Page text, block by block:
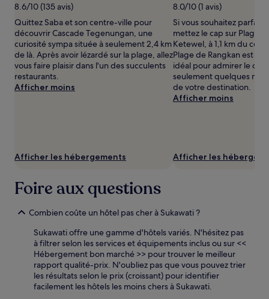
nuit
pour
2 adultes.
Les
prix
disponibilité
supplémentaires
s’appliquer.
8.6/10 (135 avis)
Quittez Saba et son centre-ville pour
découvrir Cascade Tegenungan, une
curiosité sympa située à seulement 2,4 km
de là. Après avoir lézardé sur la plage, allez
vous faire plaisir dans l'un des succulents
restaurants.
Afficher moins
Afficher les hébergements
8.0/10 (1 avis)
Si vous souhaitez
mettez le cap sur Plage
Ketewel, à 1,1 km du
Plage de Rangkan est
idéal pour admirer le
seulement quelques
de votre destination.
Afficher moins
Afficher les
Foire aux questions
Combien coûte un hôtel pas cher à Sukawati ?
Sukawati offre une gamme d'hôtels variés. N'hésitez pas
à filtrer selon les services et équipements inclus ou sur <<
Hébergement bon marché >> pour trouver le meilleur
rapport qualité-prix. N'oubliez pas que vous pouvez trier
les résultats selon le prix (croissant) pour identifier
facilement les hôtels les moins chers à Sukawati.